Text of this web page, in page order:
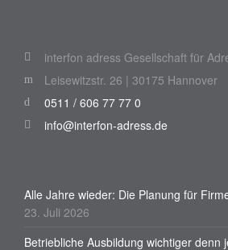
interfon adress Gesellschaft für
Leisewitzstr. 26 | 30175 Hannover
0511 / 606 77 77 0
info@interfon-adress.de
Alle Jahre wieder: Die Planung für
23. Juli 2026
Betriebliche Ausbildung wichtiger denn